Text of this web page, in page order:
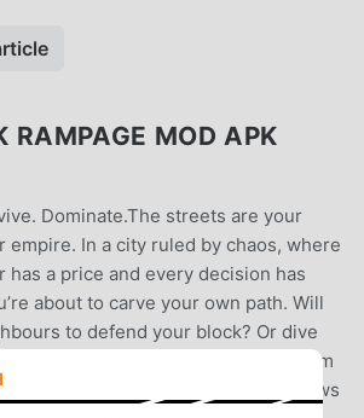
RAMPAGE MOD APK
Dominate.The streets are your
empire. In a city ruled by chaos, where
a price and every decision has
about to carve your own path. Will
to defend your block? Or dive
building a criminal empire from
your territory, explore the shadows